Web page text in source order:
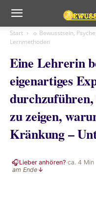
Start ☼ Bewusstsein,
Lernmethoden
Eine Lehrerin
eigenartiges
zu zeigen,
Kränkung –
🎧Lieber anhören?·ca. 4 Min
am Ende ↓